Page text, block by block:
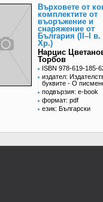
Върховете от
комплектите от
въоръжение и
снаряжение от
България (II–I в.
Хр.)
Нарцис
Торбов
ISBN 978-619-185-
издател:
буквите - О
подвързия: e-book
формат: pdf
език: Български